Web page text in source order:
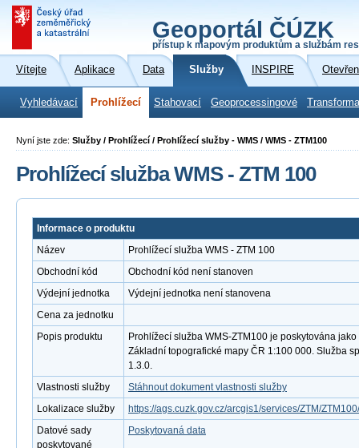
Geoportál ČÚZK
přístup k mapovým produktům a službám
Vítejte Aplikace Data Služby INSPIRE
Vyhledávací Prohlížecí Stahovací Geoprocessingové
Nyní jste zde: Služby / Prohlížecí / Prohlížecí služby - WMS / WMS - ZTM100
Prohlížecí služba WMS - ZTM 100
Informace o produktu
Název
Prohlížecí služba WMS - ZTM 100
Obchodní kód
Obchodní kód není stanoven
Výdejní jednotka
Výdejní jednotka není stanovena
Cena za jednotku
Popis produktu
Prohlížecí služba WMS-ZTM100 je poskytována
Základní topografické mapy ČR 1:100 000. Služba
1.3.0.
Vlastnosti služby
Stáhnout dokument vlastnosti služby
Lokalizace služby
https://ags.cuzk.gov.cz/arcgis1/services/ZTM/
Datové sady
poskytované
Poskytovaná data